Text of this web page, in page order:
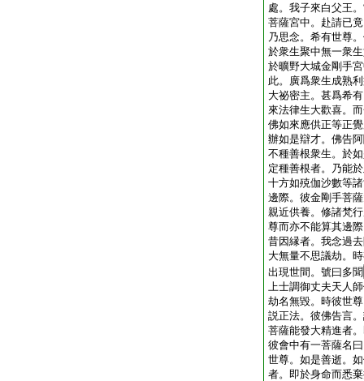
處。我子來白父王
菩薩宮中。赴請已
乃思念。希有世尊
於衆生聚中無一衆
於曠野大城金剛手
此。廣爲衆生成熟
大祕密主。甚爲希
來法律生大歡喜。
佛如來應供正等正
辦如是辯才。佛告
不種善根衆生。於
定種善根者。乃能
十方如殑伽沙數等
邊際。彼金剛手菩
親近供養。修諸梵
尊而亦不能算其邊
昔因縁者。我念過
大無量不思議劫。
出現世間。號曰多聞
上士調御丈夫天人
劫名無毀。時彼世
説正法。彼佛告言
菩薩能發大精進者
彼會中有一菩薩名
世尊。如是善逝。
者。即於身命而悉